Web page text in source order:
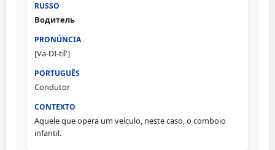
Водитель
[Va-DI-til']
Condutor
Aquele que opera um veículo, neste caso, o comboio
infantil.